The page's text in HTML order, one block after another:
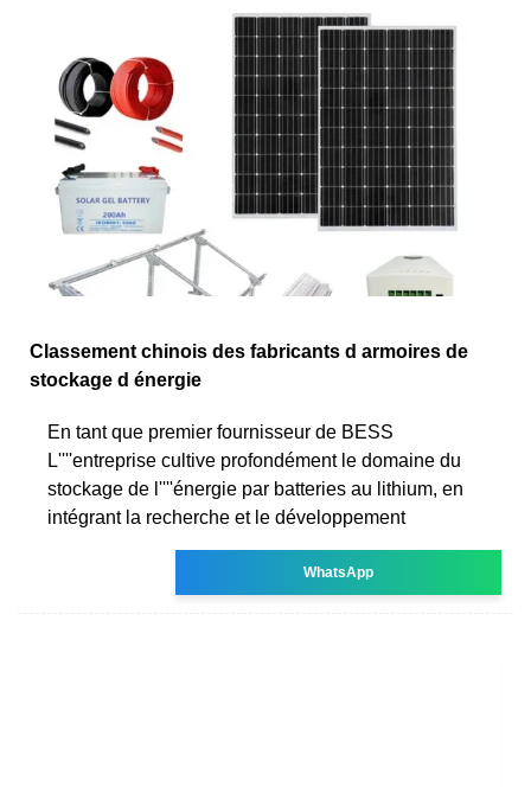
Classement chinois des fabricants d armoires de
stockage d énergie
En tant que premier fournisseur de BESS
L''''entreprise cultive profondément le domaine du
stockage de l''''énergie par batteries au lithium, en
intégrant la recherche et le développement
WhatsApp